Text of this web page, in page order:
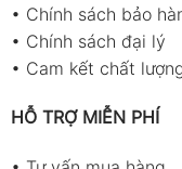
• Chính sách bảo
• Chính sách đại lý
• Cam kết chất
HỖ TRỢ MIỄN PHÍ